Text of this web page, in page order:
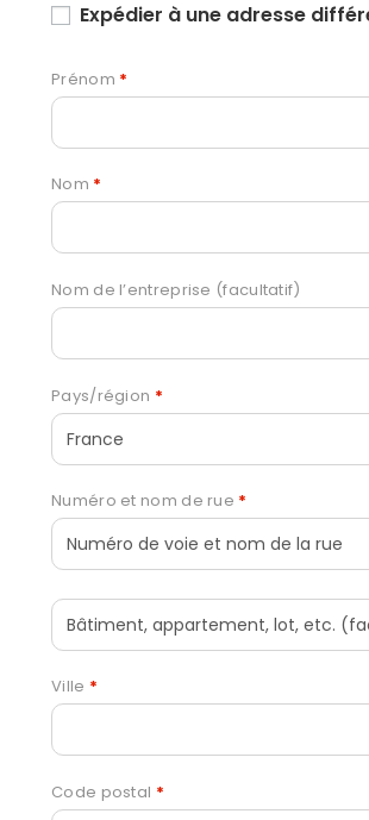
Expédier à une adresse
Prénom *
Nom *
Nom de l’entreprise (facultatif)
Pays/région *
Numéro et nom de rue *
Ville *
Code postal *